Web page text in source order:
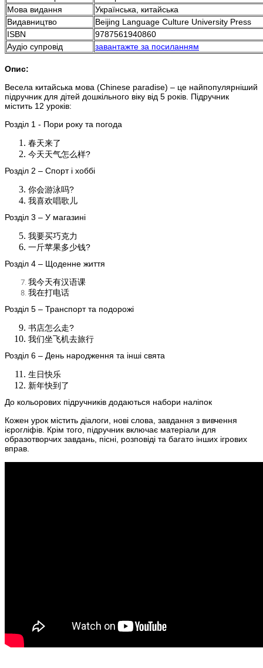
Мова видання
Українська, китайська
Видавництво
Beijing Language Culture University Press
ISBN
9787561940860
Аудіо супровід
завантажте за посиланням
Опис:
Весела китайська мова (Chinese paradise) – це найпопулярніший
підручник для дітей дошкільного віку від 5 років. Підручник
містить 12 уроків:
Розділ 1 - Пори року та погода
春天来了
今天天气怎么样?
Розділ 2 – Спорт і хоббі
你会游泳吗?
我喜欢唱歌儿
Розділ 3 – У магазині
我要买巧克力
一斤苹果多少钱?
Розділ 4 – Щоденне життя
我今天有汉语课
我在打电话
Розділ 5 – Транспорт та подорожі
书店怎么走?
我们坐飞机去旅行
Розділ 6 – День народження та інші свята
生日快乐
新年快到了
До кольорових підручників додаються набори наліпок
Кожен урок містить діалоги, нові слова, завдання з вивчення
ієрогліфів. Крім того, підручник включає матеріали для
образотворчих завдань, пісні, розповіді та багато інших ігрових
вправ.